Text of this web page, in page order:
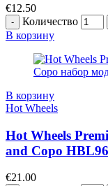
€12.50
Количество
В корзину
В корзину
Hot Wheels
Hot Wheels
and Copo
€21.00